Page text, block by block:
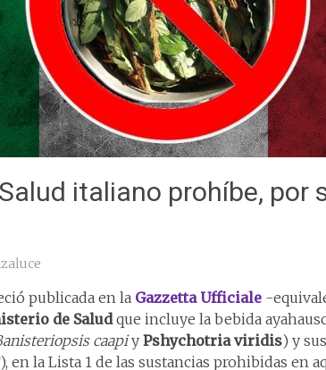
italiano prohíbe, por
publicada en la Gazzetta Ufficiale -
de Saludque incluye la bebida
caapiy Pshychotria viridis) y
en la Lista 1 de las sustancias prohibidas en